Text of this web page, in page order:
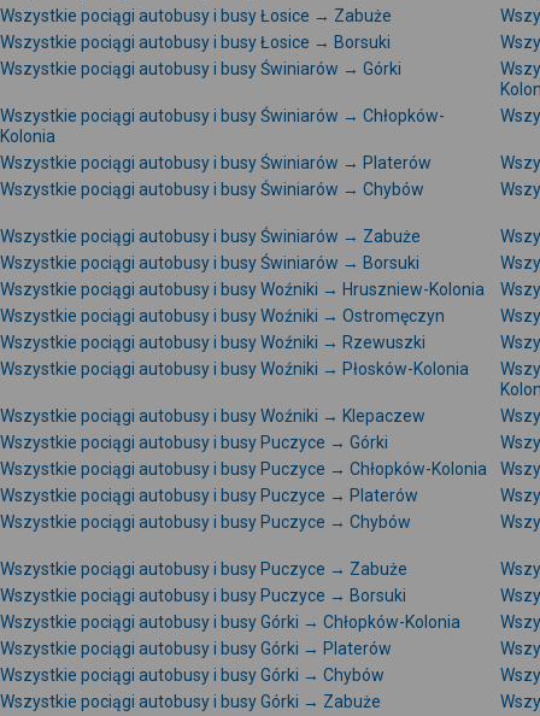
Wszystkie pociągi autobusy i busy Łosice → Zabuże
Wszystkie pociągi autobusy i busy Łosice → Borsuki
Wszystkie pociągi autobusy i busy Świniarów → Górki
Wszystkie pociągi autobusy i busy Świniarów → Chłopków-
Kolonia
Wszystkie pociągi autobusy i busy Świniarów → Platerów
Wszystkie pociągi autobusy i busy Świniarów → Chybów
Wszystkie pociągi autobusy i busy Świniarów → Zabuże
Wszystkie pociągi autobusy i busy Świniarów → Borsuki
Wszystkie pociągi autobusy i busy Woźniki → Hruszniew-Kolonia
Wszystkie pociągi autobusy i busy Woźniki → Ostromęczyn
Wszystkie pociągi autobusy i busy Woźniki → Rzewuszki
Wszystkie pociągi autobusy i busy Woźniki → Płosków-Kolonia
Wszystkie pociągi autobusy i busy Woźniki → Klepaczew
Wszystkie pociągi autobusy i busy Puczyce → Górki
Wszystkie pociągi autobusy i busy Puczyce → Chłopków-Kolonia
Wszystkie pociągi autobusy i busy Puczyce → Platerów
Wszystkie pociągi autobusy i busy Puczyce → Chybów
Wszystkie pociągi autobusy i busy Puczyce → Zabuże
Wszystkie pociągi autobusy i busy Puczyce → Borsuki
Wszystkie pociągi autobusy i busy Górki → Chłopków-Kolonia
Wszystkie pociągi autobusy i busy Górki → Platerów
Wszystkie pociągi autobusy i busy Górki → Chybów
Wszystkie pociągi autobusy i busy Górki → Zabuże